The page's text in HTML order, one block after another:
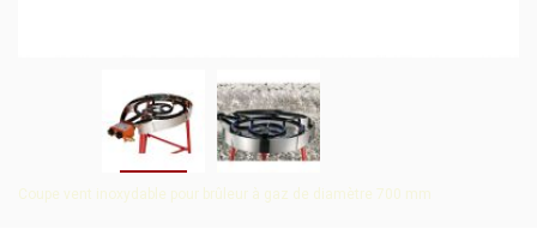
Coupe vent inoxydable pour brûleur à gaz de diamètre 700 mm